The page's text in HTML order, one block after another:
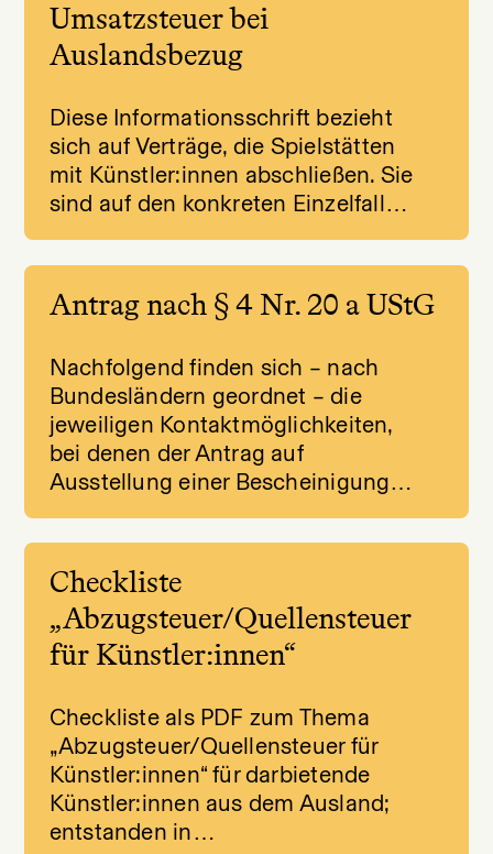
Umsatzsteuer bei
Auslandsbezug
Diese Informationsschrift bezieht
sich auf Verträge, die Spielstätten
mit Künstler:innen abschließen. Sie
sind auf den konkreten Einzelfall…
Antrag nach § 4 Nr. 20 a UStG
Nachfolgend finden sich – nach
Bundesländern geordnet – die
jeweiligen Kontaktmöglichkeiten,
bei denen der Antrag auf
Ausstellung einer Bescheinigung…
Checkliste
„Abzugsteuer/Quellensteuer
für Künstler:innen“
Checkliste als PDF zum Thema
„Abzugsteuer/Quellensteuer für
Künstler:innen“ für darbietende
Künstler:innen aus dem Ausland;
entstanden in…